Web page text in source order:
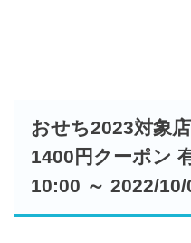
おせち2023対象
1400円クーポン
10:00 ～ 2022/